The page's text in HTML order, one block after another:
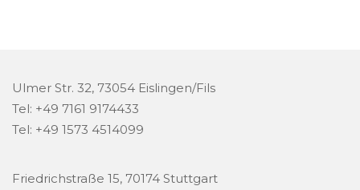
Ulmer Str. 32, 73054 Eislingen/Fils
Tel: +49 7161 9174433
Tel: +49 1573 4514099
Friedrichstraße 15, 70174 Stuttgart